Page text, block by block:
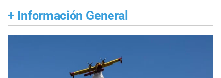
+ Información General